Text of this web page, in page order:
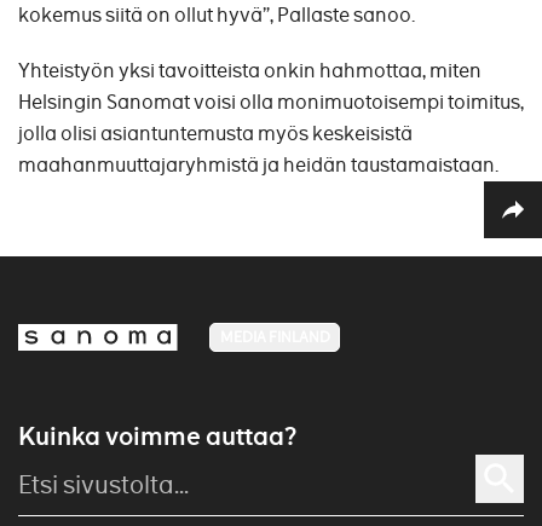
kokemus siitä on ollut hyvä”, Pallaste sanoo.
Yhteistyön yksi tavoitteista onkin hahmottaa, miten
Helsingin Sanomat voisi olla monimuotoisempi toimitus,
jolla olisi asiantuntemusta myös keskeisistä
maahanmuuttajaryhmistä ja heidän taustamaistaan.
Kuinka voimme auttaa?